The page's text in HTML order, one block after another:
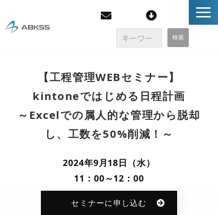
製品/FAQ
サービス
【工程管理WEBセミナー】
kintoneではじめる日程計画
～Excelでの属人的な管理から脱却
し、工数を50%削減！～
2024年9月18日（水）
11：00～12：00
セミナーに申し込む